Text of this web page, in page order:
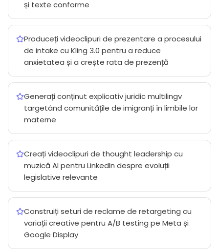
și texte conforme
Produceți videoclipuri de prezentare a procesului
de intake cu Kling 3.0 pentru a reduce
anxietatea și a crește rata de prezență
Generați conținut explicativ juridic multilingv
targetând comunitățile de imigranți în limbile lor
materne
Creați videoclipuri de thought leadership cu
muzică AI pentru LinkedIn despre evoluții
legislative relevante
Construiți seturi de reclame de retargeting cu
variații creative pentru A/B testing pe Meta și
Google Display